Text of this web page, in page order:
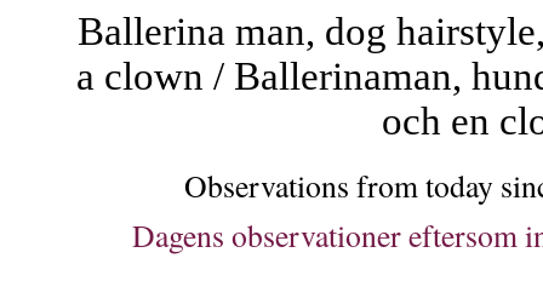
Ballerina man, dog
a clown / Ballerinaman,
och en
Observations from today
Dagens observationer eftersom